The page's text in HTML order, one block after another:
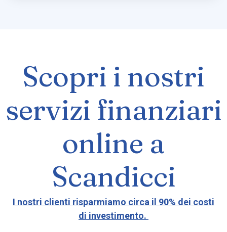
Scopri i nostri
servizi finanziari
online a
Scandicci
I nostri clienti risparmiamo circa il 90% dei costi
di investimento.